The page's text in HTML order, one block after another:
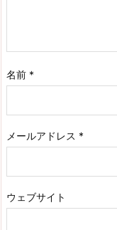
名前 *
メールアドレス *
ウェブサイト